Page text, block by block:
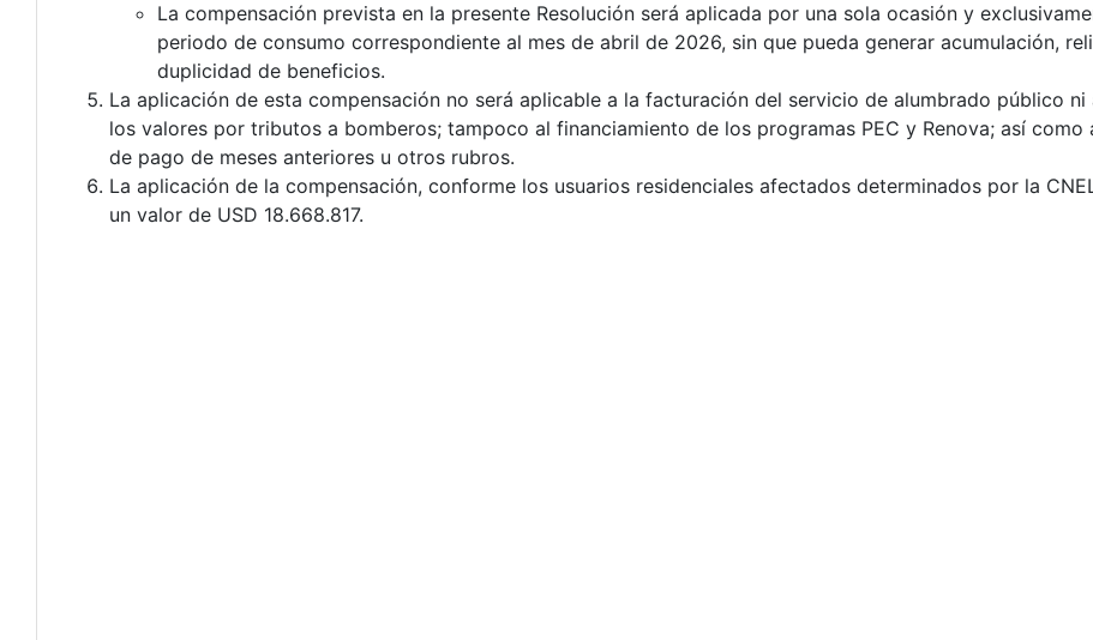
La compensación prevista en la presente Resolución será aplicada por una sola ocasión y
periodo de consumo correspondiente al mes de abril de 2026, sin que pueda generar acumulación,
duplicidad de beneficios.
La aplicación de esta compensación no será aplicable a la facturación del servicio de alumbrado público ni
los valores por tributos a bomberos; tampoco al financiamiento de los programas PEC y Renova; así como
de pago de meses anteriores u otros rubros.
La aplicación de la compensación, conforme los usuarios residenciales afectados determinados por la
un valor de USD 18.668.817.